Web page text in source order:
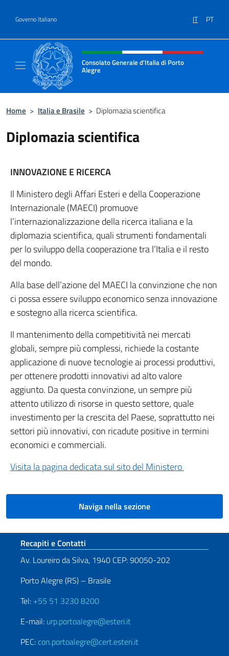
Governo Italiano IT PT
Intestazione sito, social e menù
Consolato Generale d'Italia di Porto
Alegre
Home > Italia e Brasile > Diplomazia scientifica
Diplomazia scientifica
INNOVAZIONE E RICERCA
Il Ministero degli Affari Esteri e della Cooperazione
Internazionale (MAECI) promuove
l’internazionalizzazione della ricerca italiana e la
diplomazia scientifica, quali strumenti fondamentali
per lo sviluppo della cooperazione tra l’Italia e il resto
del mondo.
Alla base dell’azione del MAECI la convinzione che non
ci possa essere sviluppo economico senza innovazione
e sostegno alla ricerca scientifica.
Il mantenimento della competitività nei mercati
globali, sempre più complessi, richiede la costante
applicazione di nuove tecnologie ai processi produttivi,
per ottenere prodotti innovativi ad alto valore
aggiunto. Da questa convinzione, un sempre più
attento utilizzo di risorse in questo settore, quale
investimento per la crescita del Paese, soprattutto nei
settori più innovativi, con ricadute positive in termini
economici e commerciali.
Visita la pagina dedicata sul sito del Ministero
Naviga nella sezione
Sezione footer
Recapiti e Contatti
Av. Loureiro da Silva, 1940 CEP: 90050-202
Porto Alegre (RS) – Brasile
Tel: +55 51 3230 8200
E-mail: urp.portoalegre@esteri.it
PEC: con.portoalegre@cert.esteri.it